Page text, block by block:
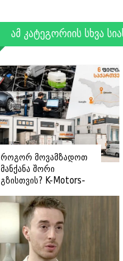
ამ კატეგორიის სხვა
როგორ მოვამზადოთ
მანქანა შორი
გზისთვის? K-Motors-